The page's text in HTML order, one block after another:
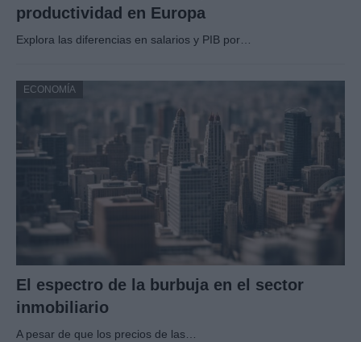
productividad en Europa
Explora las diferencias en salarios y PIB por…
ECONOMÍA
El espectro de la burbuja en el sector
inmobiliario
A pesar de que los precios de las…